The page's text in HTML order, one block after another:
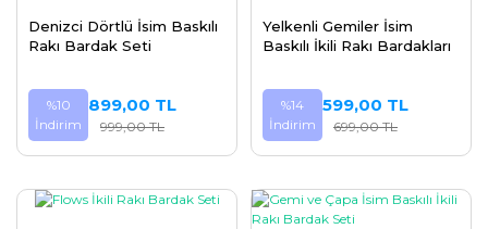
Denizci Dörtlü İsim Baskılı
Rakı Bardak Seti
%10
İndirim
899,00 TL
999,00 TL
Yelkenli Gemiler İsim
Baskılı İkili Rakı Bardakları
%14
İndirim
599,00 TL
699,00 TL